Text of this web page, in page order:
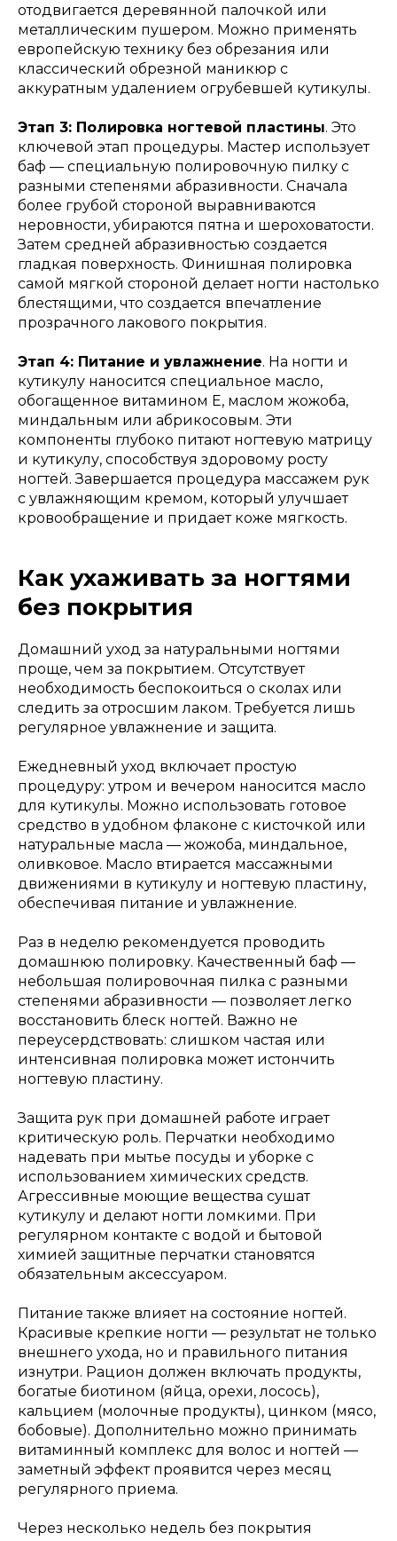
отодвигается деревянной палочкой или
металлическим пушером. Можно применять
европейскую технику без обрезания или
классический обрезной маникюр с
аккуратным удалением огрубевшей кутикулы.
Этап 3: Полировка ногтевой пластины. Это
ключевой этап процедуры. Мастер использует
баф — специальную полировочную пилку с
разными степенями абразивности. Сначала
более грубой стороной выравниваются
неровности, убираются пятна и шероховатости.
Затем средней абразивностью создается
гладкая поверхность. Финишная полировка
самой мягкой стороной делает ногти настолько
блестящими, что создается впечатление
прозрачного лакового покрытия.
Этап 4: Питание и увлажнение. На ногти и
кутикулу наносится специальное масло,
обогащенное витамином Е, маслом жожоба,
миндальным или абрикосовым. Эти
компоненты глубоко питают ногтевую матрицу
и кутикулу, способствуя здоровому росту
ногтей. Завершается процедура массажем рук
с увлажняющим кремом, который улучшает
кровообращение и придает коже мягкость.
Как ухаживать за ногтями
без покрытия
Домашний уход за натуральными ногтями
проще, чем за покрытием. Отсутствует
необходимость беспокоиться о сколах или
следить за отросшим лаком. Требуется лишь
регулярное увлажнение и защита.
Ежедневный уход включает простую
процедуру: утром и вечером наносится масло
для кутикулы. Можно использовать готовое
средство в удобном флаконе с кисточкой или
натуральные масла — жожоба, миндальное,
оливковое. Масло втирается массажными
движениями в кутикулу и ногтевую пластину,
обеспечивая питание и увлажнение.
Раз в неделю рекомендуется проводить
домашнюю полировку. Качественный баф —
небольшая полировочная пилка с разными
степенями абразивности — позволяет легко
восстановить блеск ногтей. Важно не
переусердствовать: слишком частая или
интенсивная полировка может истончить
ногтевую пластину.
Защита рук при домашней работе играет
критическую роль. Перчатки необходимо
надевать при мытье посуды и уборке с
использованием химических средств.
Агрессивные моющие вещества сушат
кутикулу и делают ногти ломкими. При
регулярном контакте с водой и бытовой
химией защитные перчатки становятся
обязательным аксессуаром.
Питание также влияет на состояние ногтей.
Красивые крепкие ногти — результат не только
внешнего ухода, но и правильного питания
изнутри. Рацион должен включать продукты,
богатые биотином (яйца, орехи, лосось),
кальцием (молочные продукты), цинком (мясо,
бобовые). Дополнительно можно принимать
витаминный комплекс для волос и ногтей —
заметный эффект проявится через месяц
регулярного приема.
Через несколько недель без покрытия